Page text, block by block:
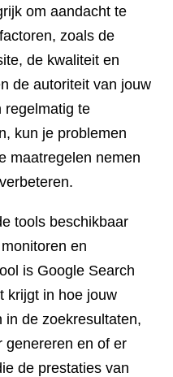
om aandacht te
zoals de
de kwaliteit en
de autoriteit van jouw
regelmatig te
kun je problemen
maatregelen nemen
tools beschikbaar
en
is Google Search
krijgt in hoe jouw
in de zoekresultaten,
genereren en of er
de prestaties van